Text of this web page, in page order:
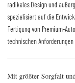
radikales Design und
spezialisiert auf die
Fertigung von Premium-
technischen
Mit größter Sorgfalt